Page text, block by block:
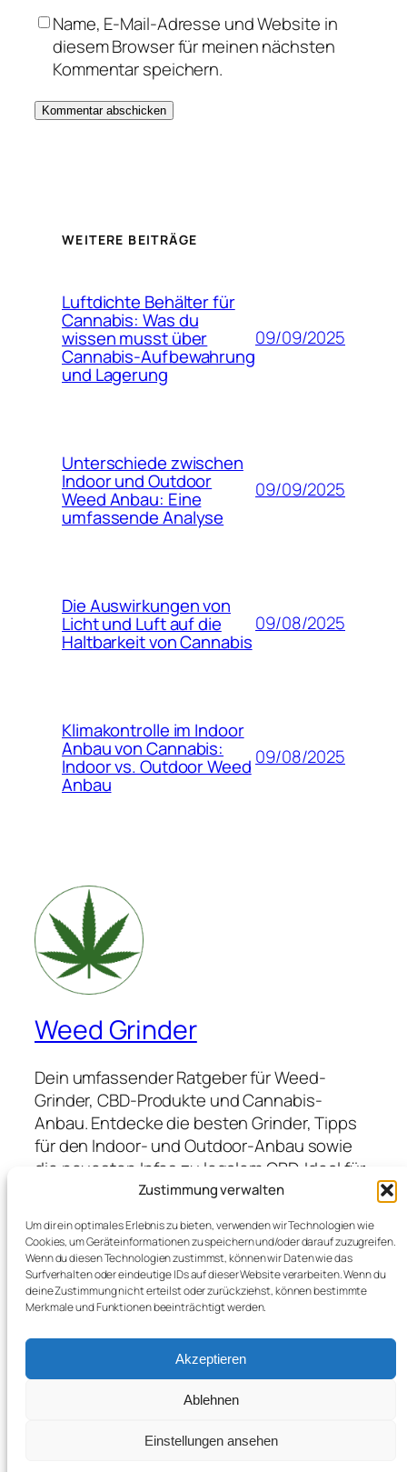
Zustimmung verwalten
Um dir ein optimales Erlebnis zu bieten, verwenden wir Technologien wie
Cookies, um Geräteinformationen zu speichern und/oder darauf zuzugreifen.
Wenn du diesen Technologien zustimmst, können wir Daten wie das
Surfverhalten oder eindeutige IDs auf dieser Website verarbeiten. Wenn du
deine Zustimmung nicht erteilst oder zurückziehst, können bestimmte
Merkmale und Funktionen beeinträchtigt werden.
Akzeptieren
Ablehnen
Einstellungen ansehen
Name, E-Mail-Adresse und Website in
diesem Browser für meinen nächsten
Kommentar speichern.
WEITERE BEITRÄGE
Luftdichte Behälter für
Cannabis: Was du
wissen musst über
Cannabis-Aufbewahrung
und Lagerung
09/09/2025
Unterschiede zwischen
Indoor und Outdoor
Weed Anbau: Eine
umfassende Analyse
09/09/2025
Die Auswirkungen von
Licht und Luft auf die
Haltbarkeit von Cannabis
09/08/2025
Klimakontrolle im Indoor
Anbau von Cannabis:
Indoor vs. Outdoor Weed
Anbau
09/08/2025
Weed Grinder
Dein umfassender Ratgeber für Weed-
Grinder, CBD-Produkte und Cannabis-
Anbau. Entdecke die besten Grinder, Tipps
für den Indoor- und Outdoor-Anbau sowie
die neuesten Infos zu legalem CBD. Ideal für
Anfänger und Profis, die hochwertige
profitieren möchten.
Blog
Veranstaltungen
Twenty Twenty-Five Gestaltet mit